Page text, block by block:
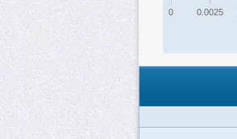
0 0.0025